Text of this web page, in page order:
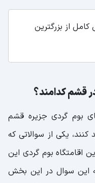
کامل از بزرگترین
قشم کدامند؟
بوم گردی جزیره قشم
یکی از سوالاتی که
اقامتگاه بوم گردی این
این سوال در این بخش